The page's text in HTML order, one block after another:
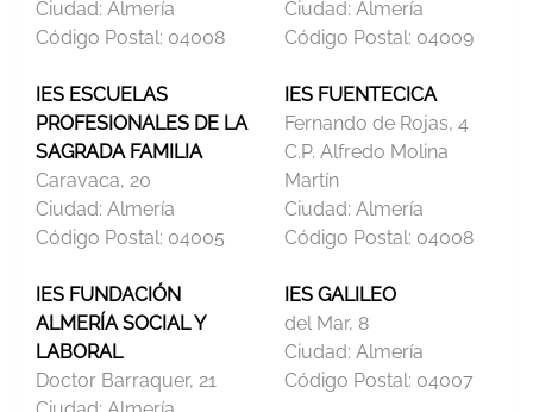
Ciudad: Almería
Código Postal: 04008
Ciudad: Almería
Código Postal: 04009
IES ESCUELAS
PROFESIONALES DE LA
SAGRADA FAMILIA
Caravaca, 20
Ciudad: Almería
Código Postal: 04005
IES FUENTECICA
Fernando de Rojas, 4
C.P. Alfredo Molina
Martín
Ciudad: Almería
Código Postal: 04008
IES FUNDACIÓN
ALMERÍA SOCIAL Y
LABORAL
Doctor Barraquer, 21
IES GALILEO
del Mar, 8
Ciudad: Almería
Código Postal: 04007